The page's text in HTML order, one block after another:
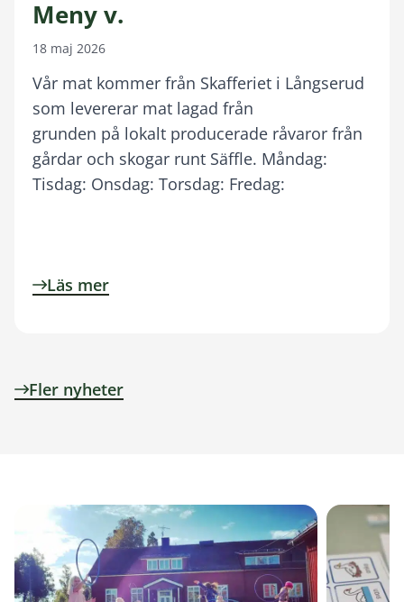
Meny v.
18 maj 2026
Vår mat kommer från Skafferiet i Långserud
som levererar mat lagad från
grunden på lokalt producerade råvaror från
gårdar och skogar runt Säffle. Måndag:
Tisdag: Onsdag: Torsdag: Fredag:
Läs mer
Fler nyheter